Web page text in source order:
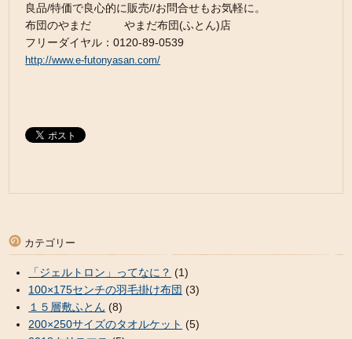
良品/特価で良心的に販売//お問合せもお気軽に。
布団のやまだ やまだ布団(ふとん)店
フリーダイヤル：0120-89-0539
http://www.e-futonyasan.com/
カテゴリー
「ジェルトロン」ってなに？ (1)
100×175センチの羽毛掛け布団 (3)
１５層敷ふとん (8)
200×250サイズのタオルケット (5)